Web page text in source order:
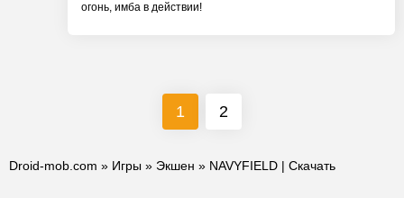
огонь, имба в действии!
1 2
Droid-mob.com » Игры » Экшен » NAVYFIELD | Скачать